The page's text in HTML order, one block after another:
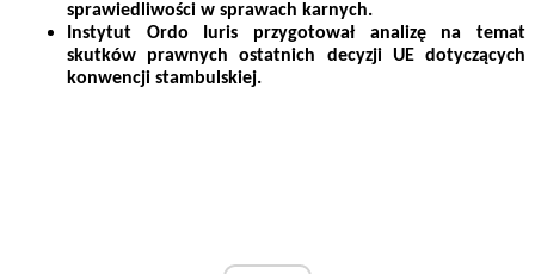
sprawiedliwości w sprawach karnych.
Instytut Ordo Iuris przygotował analizę na temat
skutków prawnych ostatnich decyzji UE dotyczących
konwencji stambulskiej.